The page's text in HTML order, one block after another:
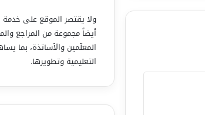
ولا يقتصر الموقع على خدمة
أيضاً مجموعة من المراجع
المعلّمين والأساتذة، بما
التعليمية وتطويرها.